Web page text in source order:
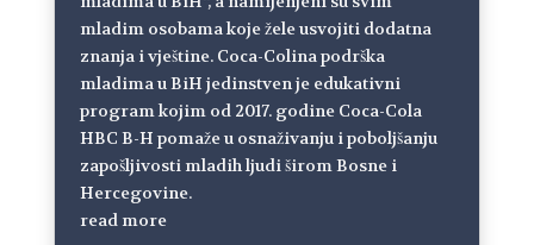
mladim osobama koje žele usvojiti dodatna
znanja i vještine. Coca-Colina podrška
mladima u BiH jedinstven je edukativni
program kojim od 2017. godine Coca-Cola
HBC B-H pomaže u osnaživanju i poboljšanju
zapošljivosti mladih ljudi širom Bosne i
Hercegovine.
read more